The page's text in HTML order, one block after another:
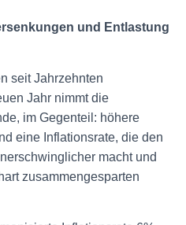
und Entlastung
seit Jahrzehnten
Jahr nimmt die
im Gegenteil: höhere
eine Inflationsrate, die den
macht und
zusammengesparten